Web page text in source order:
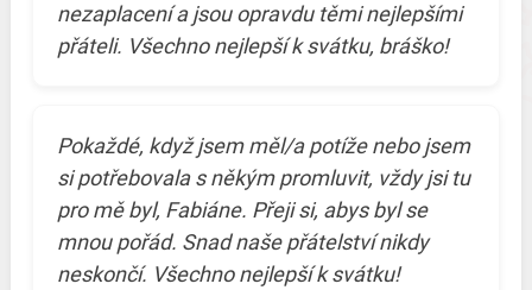
nezaplacení a jsou opravdu těmi nejlepšími
přáteli. Všechno nejlepší k svátku, bráško!
Pokaždé, když jsem měl/a potíže nebo jsem
si potřebovala s někým promluvit, vždy jsi tu
pro mě byl, Fabiáne. Přeji si, abys byl se
mnou pořád. Snad naše přátelství nikdy
neskončí. Všechno nejlepší k svátku!